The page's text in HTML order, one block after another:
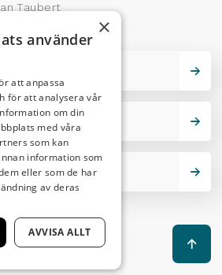
Taubert
×
använder
att anpassa
för att analysera vår
om din
med våra
som kan
information som
eller som de har
av deras
AVVISA ALLT